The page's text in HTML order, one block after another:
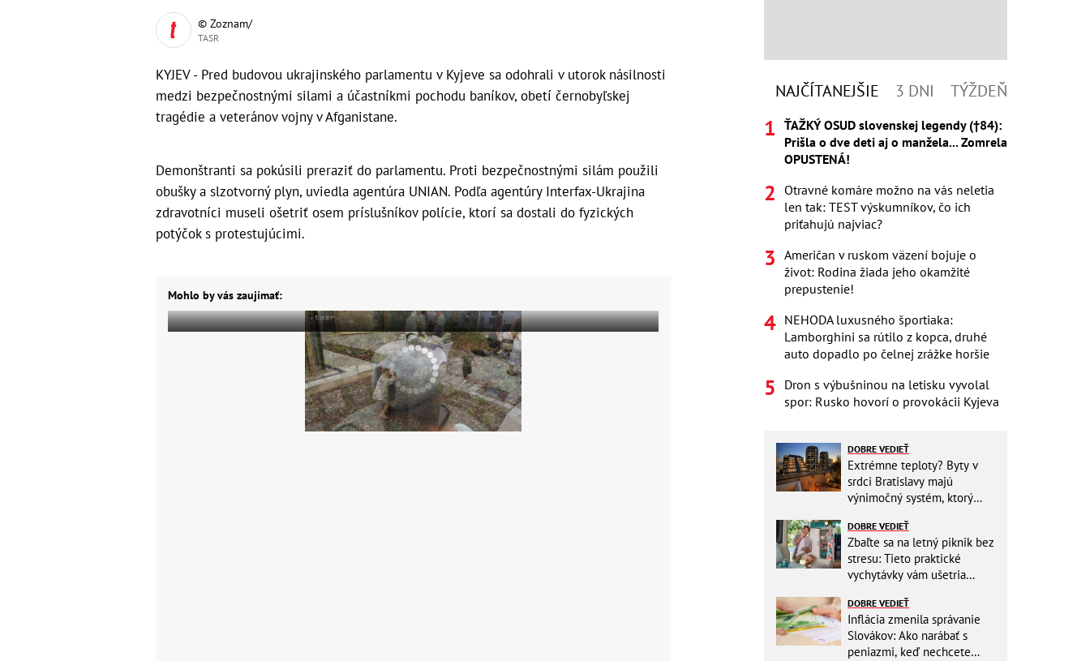
© Zoznam/
TASR
KYJEV - Pred budovou ukrajinského parlamentu v Kyjeve sa odohrali v utorok násilnosti
medzi bezpečnostnými silami a účastníkmi pochodu baníkov, obetí černobyľskej
tragédie a veteránov vojny v Afganistane.
Demonštranti sa pokúsili preraziť do parlamentu. Proti bezpečnostnými silám použili
obušky a slzotvorný plyn, uviedla agentúra UNIAN. Podľa agentúry Interfax-Ukrajina
zdravotníci museli ošetriť osem príslušníkov polície, ktorí sa dostali do fyzických
potýčok s protestujúcimi.
Mohlo by vás zaujímať:
NAJČÍTANEJŠIE 3 DNI TÝŽDEŇ
ŤAŽKÝ OSUD slovenskej legendy (†84):
Prišla o dve deti aj o manžela... Zomrela
OPUSTENÁ!
Otravné komáre možno na vás neletia
len tak: TEST výskumníkov, čo ich
priťahujú najviac?
Američan v ruskom väzení bojuje o
život: Rodina žiada jeho okamžité
prepustenie!
NEHODA luxusného športiaka:
Lamborghini sa rútilo z kopca, druhé
auto dopadlo po čelnej zrážke horšie
Dron s výbušninou na letisku vyvolal
spor: Rusko hovorí o provokácii Kyjeva
DOBRE VEDIEŤ
Extrémne teploty? Byty v
srdci Bratislavy majú
výnimočný systém, ktorý
DOBRE VEDIEŤ
Zbaľte sa na letný piknik bez
stresu: Tieto praktické
vychytávky vám ušetria
DOBRE VEDIEŤ
Inflácia zmenila správanie
Slovákov: Ako narábať s
peniazmi, keď nechcete